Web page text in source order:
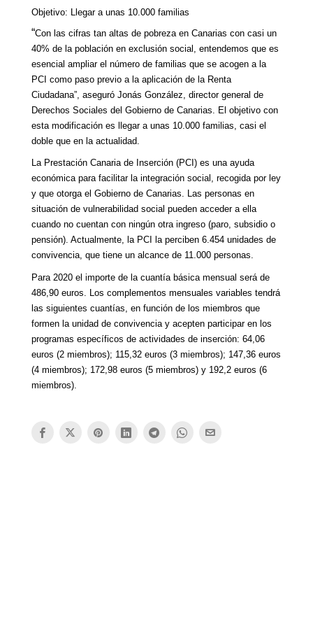
Objetivo: Llegar a unas 10.000 familias
“Con las cifras tan altas de pobreza en Canarias con casi un
40% de la población en exclusión social, entendemos que es
esencial ampliar el número de familias que se acogen a la
PCI como paso previo a la aplicación de la Renta
Ciudadana”, aseguró Jonás González, director general de
Derechos Sociales del Gobierno de Canarias. El objetivo con
esta modificación es llegar a unas 10.000 familias, casi el
doble que en la actualidad.
La Prestación Canaria de Inserción (PCI) es una ayuda
económica para facilitar la integración social, recogida por ley
y que otorga el Gobierno de Canarias. Las personas en
situación de vulnerabilidad social pueden acceder a ella
cuando no cuentan con ningún otra ingreso (paro, subsidio o
pensión). Actualmente, la PCI la perciben 6.454 unidades de
convivencia, que tiene un alcance de 11.000 personas.
Para 2020 el importe de la cuantía básica mensual será de
486,90 euros. Los complementos mensuales variables tendrá
las siguientes cuantías, en función de los miembros que
formen la unidad de convivencia y acepten participar en los
programas específicos de actividades de inserción: 64,06
euros (2 miembros); 115,32 euros (3 miembros); 147,36 euros
(4 miembros); 172,98 euros (5 miembros) y 192,2 euros (6
miembros).